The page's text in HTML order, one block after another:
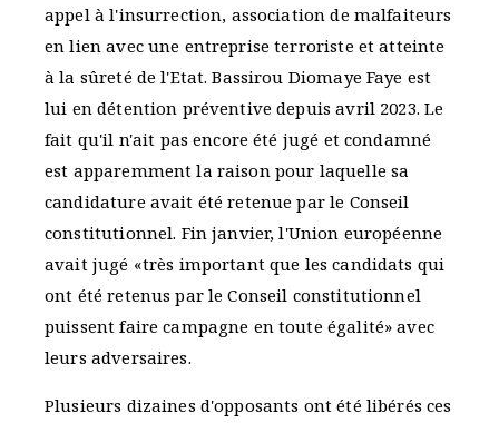
appel à l'insurrection, association de malfaiteurs
en lien avec une entreprise terroriste et atteinte
à la sûreté de l'Etat. Bassirou Diomaye Faye est
lui en détention préventive depuis avril 2023. Le
fait qu'il n'ait pas encore été jugé et condamné
est apparemment la raison pour laquelle sa
candidature avait été retenue par le Conseil
constitutionnel. Fin janvier, l'Union européenne
avait jugé «très important que les candidats qui
ont été retenus par le Conseil constitutionnel
puissent faire campagne en toute égalité» avec
leurs adversaires.
Plusieurs dizaines d'opposants ont été libérés ces